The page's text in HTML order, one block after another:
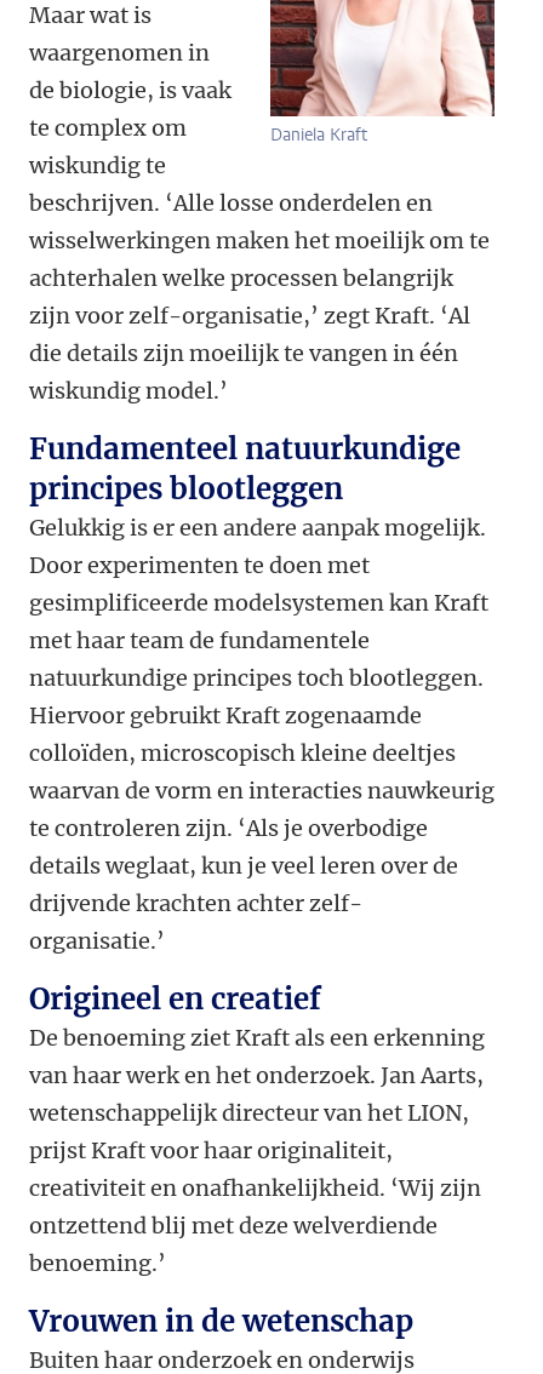
Daniela Kraft
Maar wat is
waargenomen in
de biologie, is vaak
te complex om
wiskundig te
beschrijven. ‘Alle losse onderdelen en
wisselwerkingen maken het moeilijk om te
achterhalen welke processen belangrijk
zijn voor zelf-organisatie,’ zegt Kraft. ‘Al
die details zijn moeilijk te vangen in één
wiskundig model.’
Fundamenteel natuurkundige
principes blootleggen
Gelukkig is er een andere aanpak mogelijk.
Door experimenten te doen met
gesimplificeerde modelsystemen kan Kraft
met haar team de fundamentele
natuurkundige principes toch blootleggen.
Hiervoor gebruikt Kraft zogenaamde
colloïden, microscopisch kleine deeltjes
waarvan de vorm en interacties nauwkeurig
te controleren zijn. ‘Als je overbodige
details weglaat, kun je veel leren over de
drijvende krachten achter zelf-
organisatie.’
Origineel en creatief
De benoeming ziet Kraft als een erkenning
van haar werk en het onderzoek. Jan Aarts,
wetenschappelijk directeur van het LION,
prijst Kraft voor haar originaliteit,
creativiteit en onafhankelijkheid. ‘Wij zijn
ontzettend blij met deze welverdiende
benoeming.’
Vrouwen in de wetenschap
Buiten haar onderzoek en onderwijs